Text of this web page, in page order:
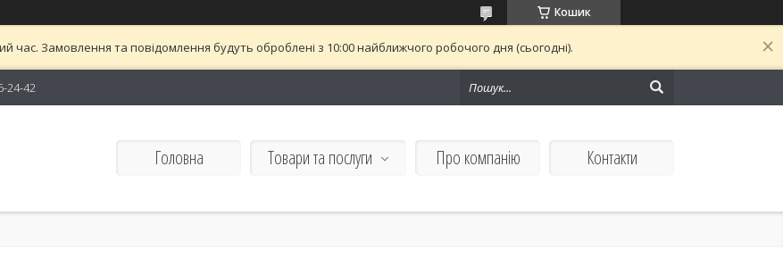
Кошик
час. Замовлення та повідомлення будуть оброблені з 10:00 найближчого робочого дня (сьогодні).
24-42
Головна Товари та послуги Про компанію Контакти